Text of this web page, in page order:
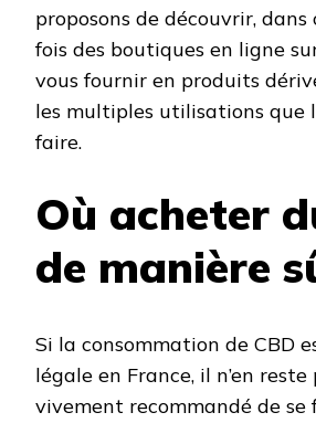
proposons de découvrir,
fois des boutiques en ligne
vous fournir en produits
les multiples utilisations que
faire.
Où acheter
de manière
Si la consommation de CBD
légale en France, il n’en reste
vivement recommandé de se